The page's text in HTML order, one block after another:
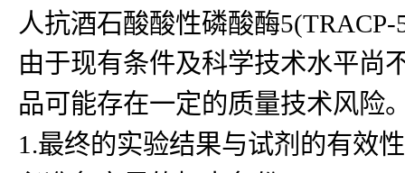
人抗酒石酸酸性磷酸酶
由于现有条件及科学技术水平尚
品可能存在一定的质量技术风险
1.最终的实验结果与试剂的有效